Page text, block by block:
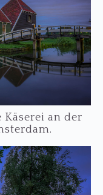
Käserei an der